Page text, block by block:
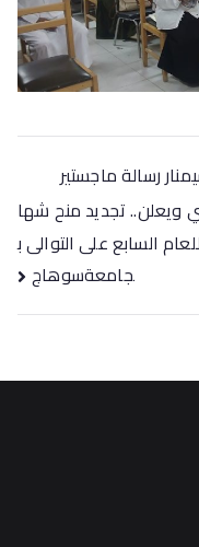
رسالة ماجستير
ويعلن.. تجديد منح شها
للعام السابع على التوالى ب
جامعةسوهاج